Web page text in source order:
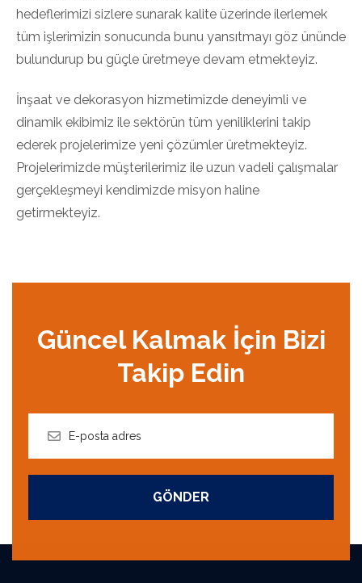
hedeflerimizi sizlere sunarak kalite üzerinde ilerlemek
tüm işlerimizin sonucunda bunu yansıtmayı göz ününde
bulundurup bu güçle üretmeye devam etmekteyiz.
İnşaat ve dekorasyon hizmetimizde deneyimli ve
dinamik ekibimiz ile sektörün tüm yeniliklerini takip
ederek projelerimize yeni çözümler üretmekteyiz.
Projelerimizde müşterilerimiz ile uzun vadeli çalışmalar
gerçekleşmeyi kendimizde misyon haline
getirmekteyiz.
Güncel Kalmak İçin Bizi
Takip Edin
GÖNDER